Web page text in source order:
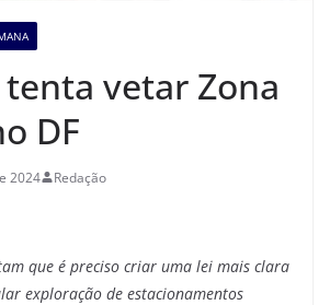
vetar Zona
DF
2024 Redação
que é preciso criar uma lei mais clara
exploração de estacionamentos